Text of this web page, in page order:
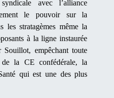
avec l’alliance
le pouvoir sur la
les stratagèmes même la
à la ligne instaurée
empêchant toute
de la CE confédérale, la
qui est une des plus